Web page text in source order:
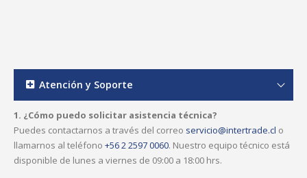
Atención y Soporte
1. ¿Cómo puedo solicitar asistencia técnica?
Puedes contactarnos a través del correo servicio@intertrade.cl o
llamarnos al teléfono +56 2 2597 0060. Nuestro equipo técnico está
disponible de lunes a viernes de 09:00 a 18:00 hrs.